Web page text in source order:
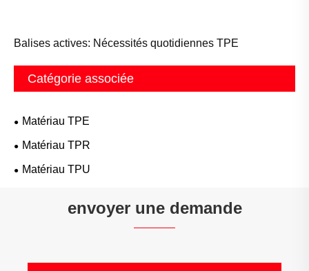
Balises actives: Nécessités quotidiennes TPE
Catégorie associée
Matériau TPE
Matériau TPR
Matériau TPU
envoyer une demande